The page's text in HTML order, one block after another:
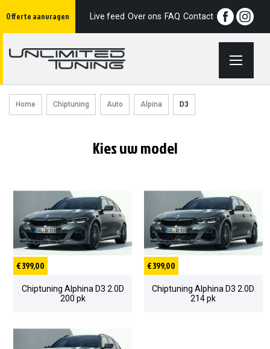
Offerte aanvragen
naarLive feed Over ons FAQ Contact
Home Chiptuning Auto Alpina D3
Kies uw model
€ 399,00
Chiptuning Alphina D3 2.0D
200 pk
€ 399,00
Chiptuning Alphina D3 2.0D
214 pk